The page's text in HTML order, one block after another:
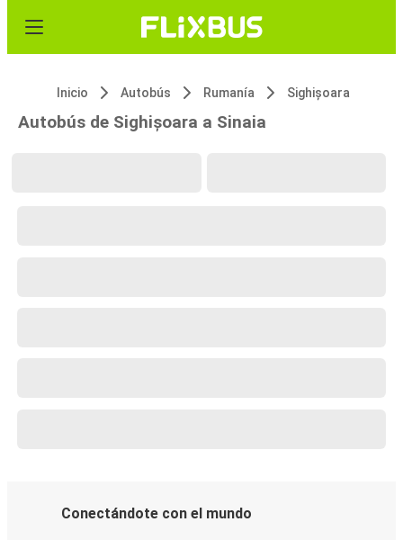
Inicio Autobús Rumanía Sighișoara
Autobús de Sighișoara a Sinaia
Conectándote con el mundo